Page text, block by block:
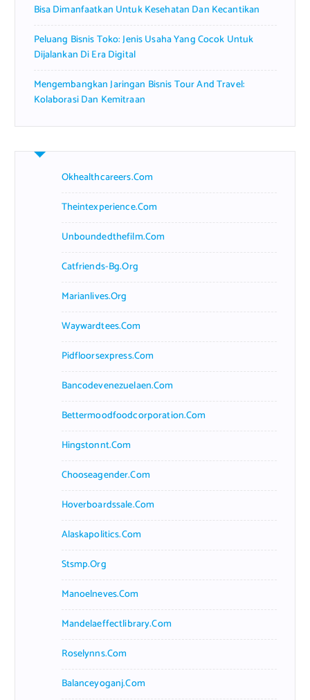
Bisa Dimanfaatkan Untuk Kesehatan Dan Kecantikan
Peluang Bisnis Toko: Jenis Usaha Yang Cocok Untuk
Dijalankan Di Era Digital
Mengembangkan Jaringan Bisnis Tour And Travel:
Kolaborasi Dan Kemitraan
Okhealthcareers.com
Theintexperience.com
Unboundedthefilm.com
Catfriends-Bg.org
Marianlives.org
Waywardtees.com
Pidfloorsexpress.com
Bancodevenezuelaen.com
Bettermoodfoodcorporation.com
Hingstonnt.com
Chooseagender.com
Hoverboardssale.com
Alaskapolitics.com
Stsmp.org
Manoelneves.com
Mandelaeffectlibrary.com
Roselynns.com
Balanceyoganj.com